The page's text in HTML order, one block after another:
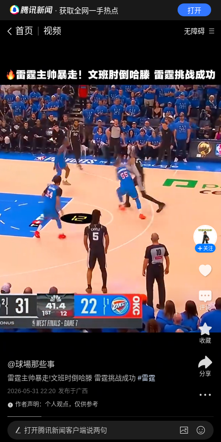
· 获取全网一手热点 打开
首页 视频 无障碍
@球場那些事
雷霆主帅暴走!文班时倒哈滕 雷霆挑战成功 #雷霆
2026-05-31 22:20 发布于广西
作者声明：个人观点，仅供参考
关注
评论
收藏
分享
打开腾讯新闻客户端说两句